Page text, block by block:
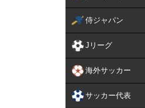
侍ジャパン
Jリーグ
海外サッカー
サッカー代表